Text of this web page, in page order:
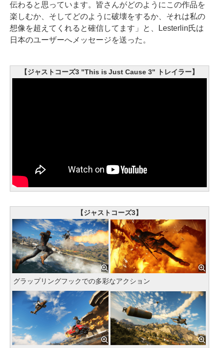
伝わると思っています。皆さんがどのようにこの作品を
楽しむか、そしてどのように破壊をするか、それは私の
想像を超えてくれると確信してます」と、Lesterlin氏は
日本のユーザーへメッセージを送った。
【ジャストコーズ3 "This is Just Cause 3" トレイラー】
【ジャストコーズ3】
グラップリングフックでの多彩なアクション